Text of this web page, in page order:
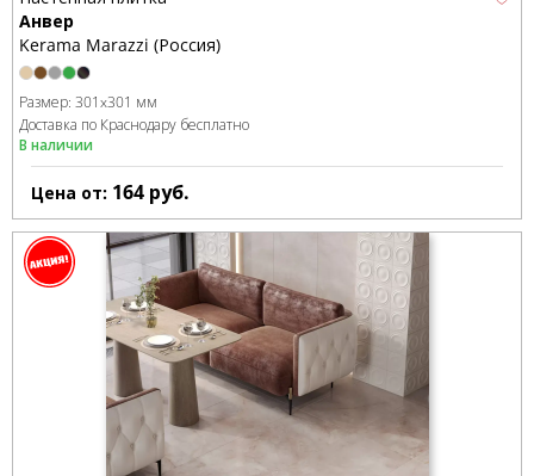
Анвер
Kerama Marazzi (Россия)
Размер: 301x301 мм
Доставка по Краснодару бесплатно
В наличии
Цена от: 164 руб.